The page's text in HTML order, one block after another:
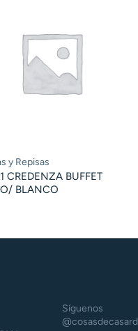
y Repisas
CREDENZA BUFFET
BLANCO
Síguenos
@cosasdecasard